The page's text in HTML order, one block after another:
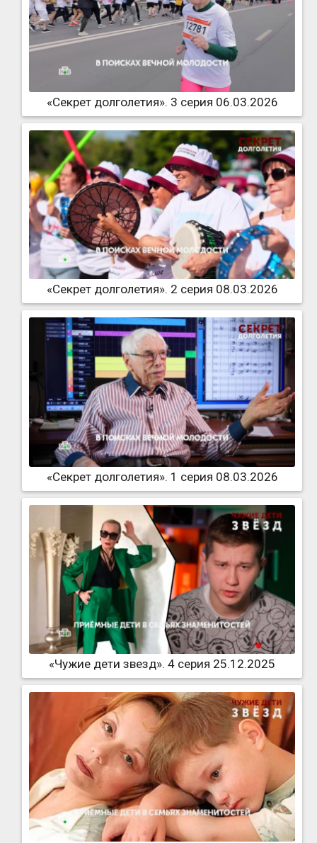
«Секрет долголетия». 3 серия 06.03.2026
«Секрет долголетия». 2 серия 08.03.2026
«Секрет долголетия». 1 серия 08.03.2026
«Чужие дети звезд». 4 серия 25.12.2025